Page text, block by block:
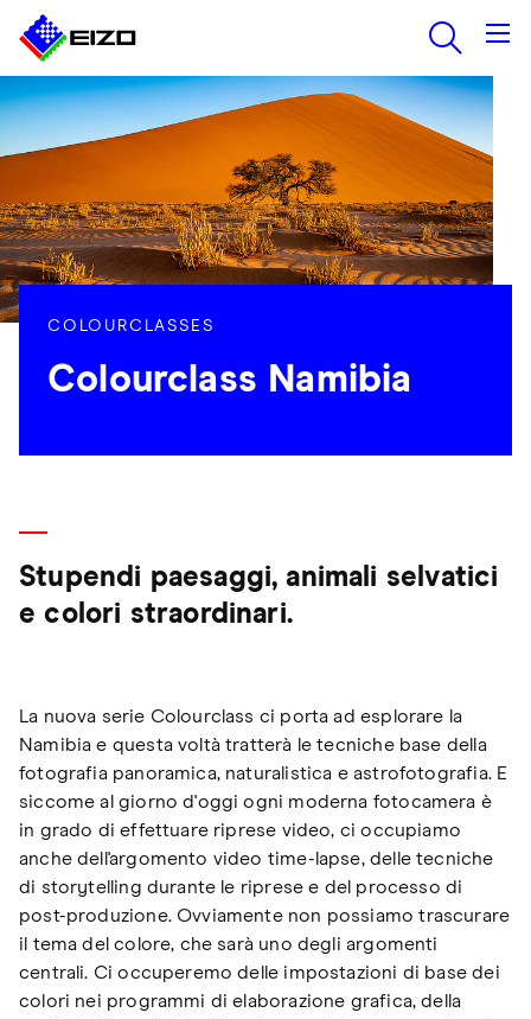
COLOURCLASSES
Colourclass Namibia
Stupendi paesaggi, animali selvatici
e colori straordinari.
La nuova serie Colourclass ci porta ad esplorare la
Namibia e questa voltà tratterà le tecniche base della
fotografia panoramica, naturalistica e astrofotografia. E
siccome al giorno d'oggi ogni moderna fotocamera è
in grado di effettuare riprese video, ci occupiamo
anche dell'argomento video time-lapse, delle tecniche
di storytelling durante le riprese e del processo di
post-produzione. Ovviamente non possiamo trascurare
il tema del colore, che sarà uno degli argomenti
centrali. Ci occuperemo delle impostazioni di base dei
colori nei programmi di elaborazione grafica, della